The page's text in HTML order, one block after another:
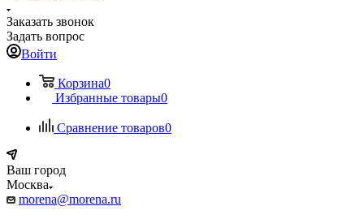
Заказать звонок
Задать вопрос
Войти
Корзина0
Избранные товары0
Сравнение товаров0
Ваш город
Москва
morena@morena.ru